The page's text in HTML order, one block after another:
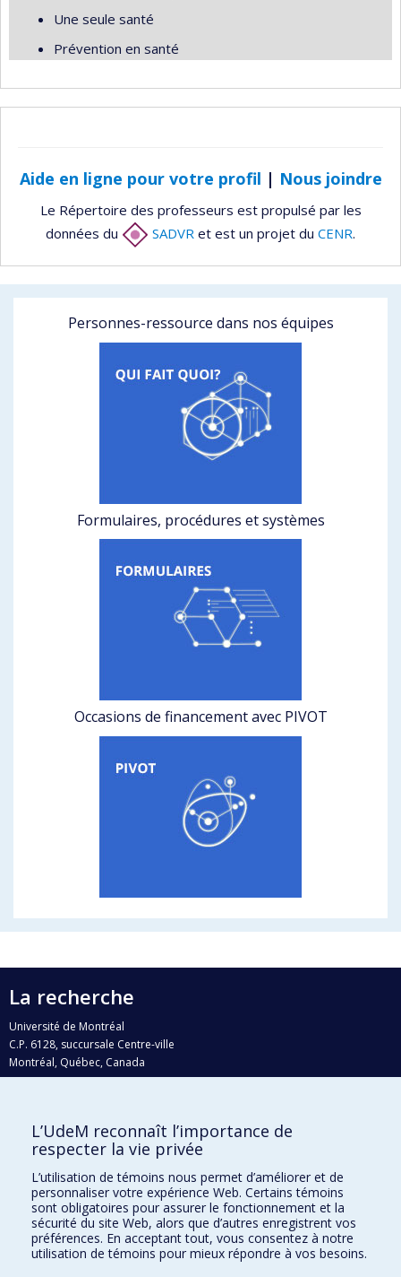
Une seule santé
Prévention en santé
Aide en ligne pour votre profil | Nous joindre
Le Répertoire des professeurs est propulsé par les
données du
SADVR et est un projet du CENR.
Personnes-ressource dans nos équipes
Formulaires, procédures et systèmes
Occasions de financement avec PIVOT
La recherche
Université de Montréal
C.P. 6128, succursale Centre-ville
Montréal, Québec, Canada
H3C 3J7
Qui fait quoi?
Nous trouver
Plan du site
Accessibilité
L’UdeM reconnaît l’importance de
respecter la vie privée
L’utilisation de témoins nous permet d’améliorer et de
personnaliser votre expérience Web. Certains témoins
sont obligatoires pour assurer le fonctionnement et la
sécurité du site Web, alors que d’autres enregistrent vos
préférences. En acceptant tout, vous consentez à notre
utilisation de témoins pour mieux répondre à vos besoins.